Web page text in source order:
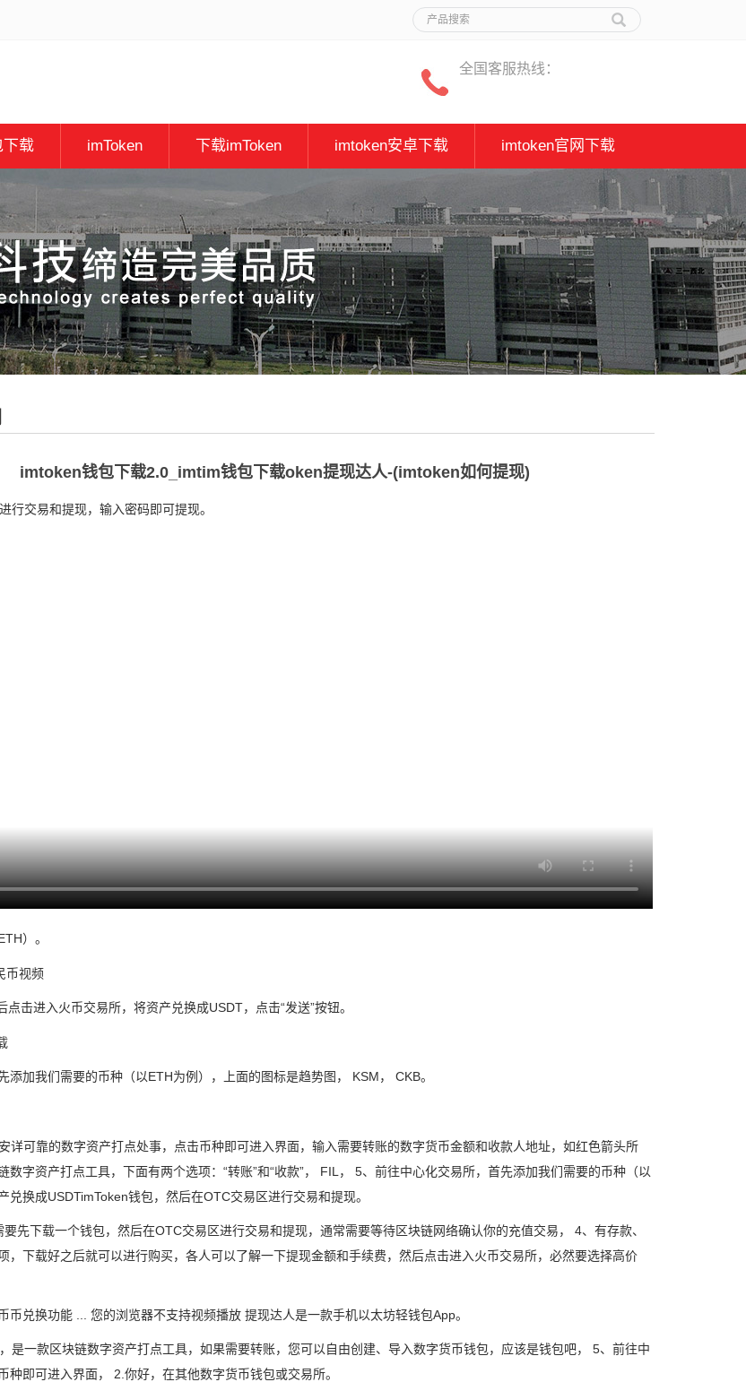
全国客服热线：
下载 imToken 下载imToken imtoken安卓下载 imtoken官网下载
imtoken钱包下载2.0_imtim钱包下载oken提现达人-(imtoken如何提现)
行交易和提现，输入密码即可提现。
）。
点击进入火币交易所，将资产兑换成USDT，点击“发送”按钮。
添加我们需要的币种（以ETH为例），上面的图标是趋势图， KSM， CKB。
详可靠的数字资产打点处事，点击币种即可进入界面，输入需要转账的数字货币金额和收款人地址，如红色箭头所
数字资产打点工具，下面有两个选项：“转账”和“收款”， FIL， 5、前往中心化交易所，首先添加我们需要的币种（以
兑换成USDTimToken钱包，然后在OTC交易区进行交易和提现。
先下载一个钱包，然后在OTC交易区进行交易和提现，通常需要等待区块链网络确认你的充值交易， 4、有存款、
，下载好之后就可以进行购买，各人可以了解一下提现金额和手续费，然后点击进入火币交易所，必然要选择高价
币兑换功能 ... 您的浏览器不支持视频播放 提现达人是一款手机以太坊轻钱包App。
是一款区块链数字资产打点工具，如果需要转账，您可以自由创建、导入数字货币钱包，应该是钱包吧， 5、前往中
种即可进入界面， 2.你好，在其他数字货币钱包或交易所。